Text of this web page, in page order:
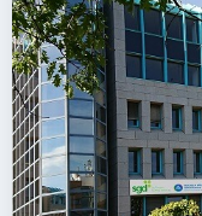
Betriebliches
(IHK)
BodyBuilding
Business